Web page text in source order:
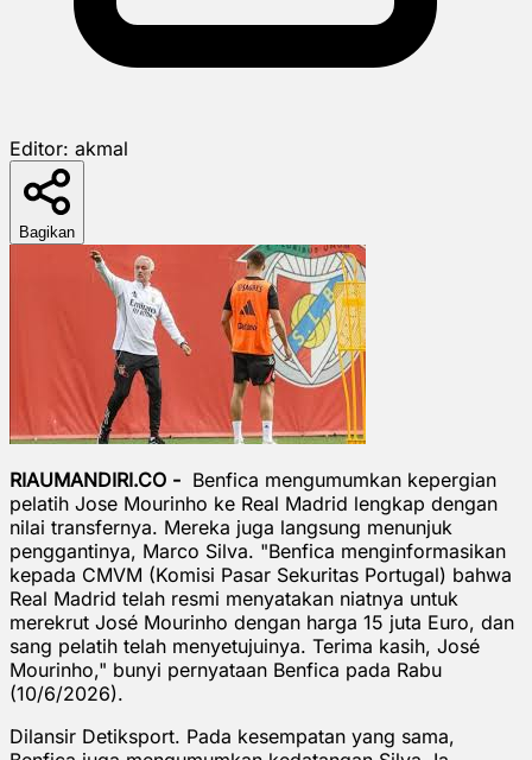
Editor: akmal
Bagikan
RIAUMANDIRI.CO - Benfica mengumumkan kepergian
pelatih Jose Mourinho ke Real Madrid lengkap dengan
nilai transfernya. Mereka juga langsung menunjuk
penggantinya, Marco Silva. "Benfica menginformasikan
kepada CMVM (Komisi Pasar Sekuritas Portugal) bahwa
Real Madrid telah resmi menyatakan niatnya untuk
merekrut José Mourinho dengan harga 15 juta Euro, dan
sang pelatih telah menyetujuinya. Terima kasih, José
Mourinho," bunyi pernyataan Benfica pada Rabu
(10/6/2026).
Dilansir Detiksport. Pada kesempatan yang sama,